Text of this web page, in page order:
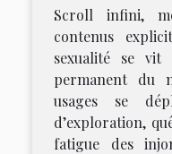
Scroll infini,
contenus
sexualité se vit
permanent du
usages se
d’exploration,
fatigue des